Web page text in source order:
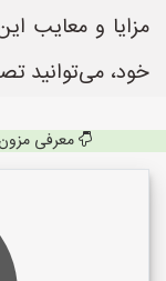
مزایا و معایب
خود، می‌توانید
معرفی